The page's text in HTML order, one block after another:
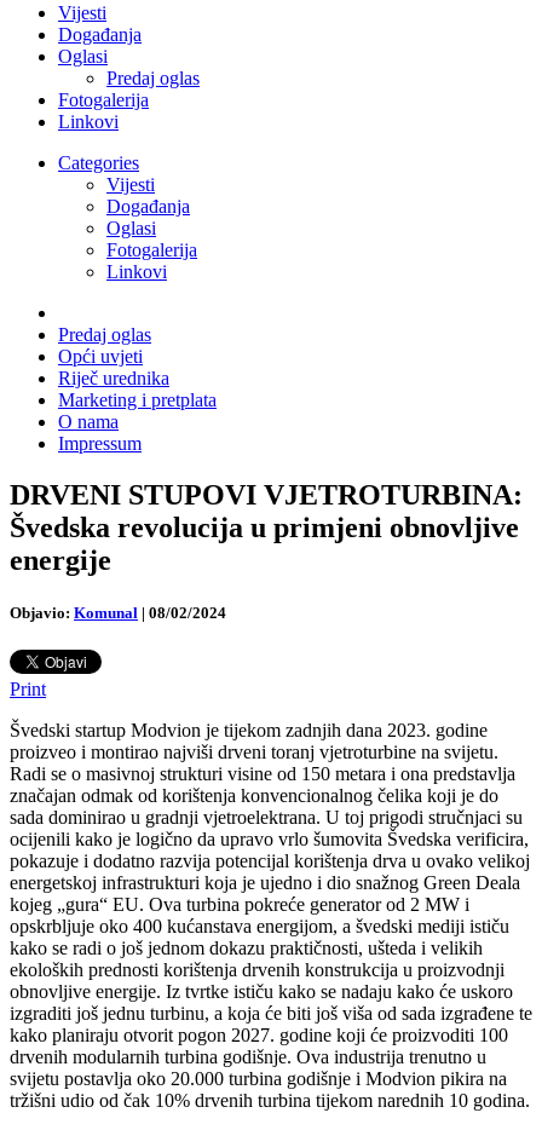
Vijesti
Događanja
Oglasi
Predaj oglas
Fotogalerija
Linkovi
Categories
Vijesti
Događanja
Oglasi
Fotogalerija
Linkovi
Predaj oglas
Opći uvjeti
Riječ urednika
Marketing i pretplata
O nama
Impressum
DRVENI STUPOVI VJETROTURBINA:
Švedska revolucija u primjeni obnovljive
energije
Objavio: Komunal | 08/02/2024
Print
Švedski startup Modvion je tijekom zadnjih dana 2023. godine
proizveo i montirao najviši drveni toranj vjetroturbine na svijetu.
Radi se o masivnoj strukturi visine od 150 metara i ona predstavlja
značajan odmak od korištenja konvencionalnog čelika koji je do
sada dominirao u gradnji vjetroelektrana. U toj prigodi stručnjaci su
ocijenili kako je logično da upravo vrlo šumovita Švedska verificira,
pokazuje i dodatno razvija potencijal korištenja drva u ovako velikoj
energetskoj infrastrukturi koja je ujedno i dio snažnog Green Deala
kojeg „gura“ EU. Ova turbina pokreće generator od 2 MW i
opskrbljuje oko 400 kućanstava energijom, a švedski mediji ističu
kako se radi o još jednom dokazu praktičnosti, ušteda i velikih
ekoloških prednosti korištenja drvenih konstrukcija u proizvodnji
obnovljive energije. Iz tvrtke ističu kako se nadaju kako će uskoro
izgraditi još jednu turbinu, a koja će biti još viša od sada izgrađene te
kako planiraju otvorit pogon 2027. godine koji će proizvoditi 100
drvenih modularnih turbina godišnje. Ova industrija trenutno u
svijetu postavlja oko 20.000 turbina godišnje i Modvion pikira na
tržišni udio od čak 10% drvenih turbina tijekom narednih 10 godina.